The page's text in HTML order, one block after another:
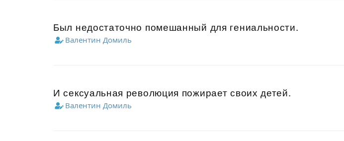
Был недостаточно помешанный для гениальности.
Валентин Домиль
И сексуальная революция пожирает своих детей.
Валентин Домиль